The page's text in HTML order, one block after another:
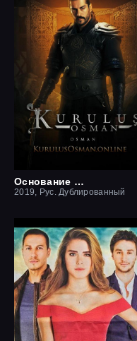
Основание Осман
2019, Рус. Дублированный